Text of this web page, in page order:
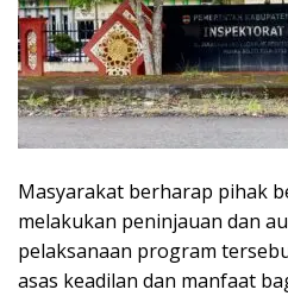
Masyarakat berharap pihak
melakukan peninjauan dan
pelaksanaan program
asas keadilan dan manfaat